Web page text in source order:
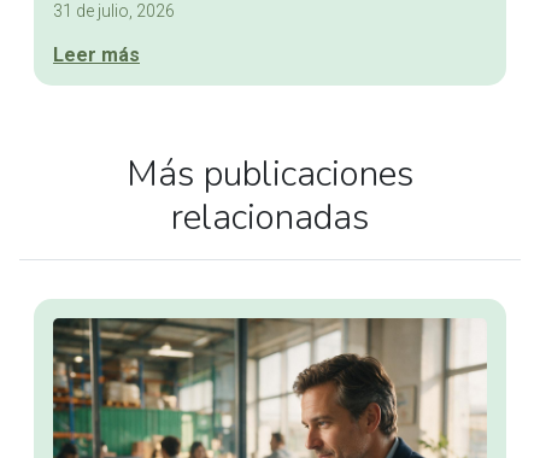
31 de julio, 2026
Leer más
Más publicaciones
relacionadas